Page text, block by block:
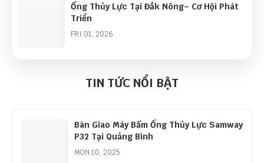
Ống Thủy Lực Tại Đắk Nông– Cơ Hội Phát
Triển
FRI 01, 2026
Cơ Hội Lớn Từ Làn Sóng Đầu Tư Công
TIN TỨC NỔI BẬT
Bàn Giao Máy Bấm Ống Thủy Lực Samway
P32 Tại Quảng Bình
MON 10, 2025